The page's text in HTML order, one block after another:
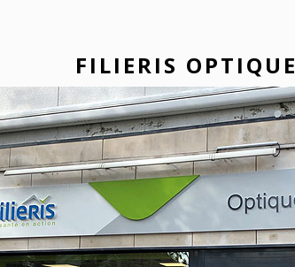
FILIERIS OPTIQUE